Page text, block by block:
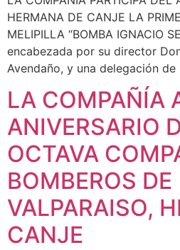
HERMANA DE CANJE LA
MELIPILLA “BOMBA IGNACIO
encabezada por su director
Avendaño, y una delegación
LA COMPAÑÍA
ANIVERSARIO
OCTAVA
BOMBEROS DE
VALPARAISO,
CANJE